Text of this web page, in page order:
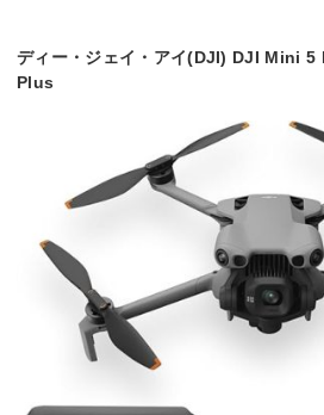
操作可能距離
約193分(3個のバッ
テリー充電時)
ット対応
ー
Wi-Fi内蔵 ◯
障害物検知 ◯
◯ ◯
◯
ディー・ジェイ・アイ(DJI) DJI Mini
Plus